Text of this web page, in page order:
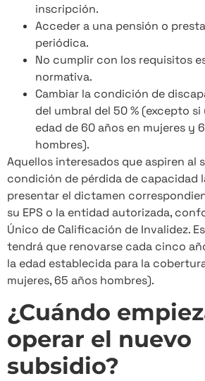
inscripción.
Acceder a una pensión o
periódica.
No cumplir con los requisitos
normativa.
Cambiar la condición de
del umbral del 50 % (excepto
edad de 60 años en mujeres y
hombres).
Aquellos interesados que aspiren al
condición de pérdida de capacidad
presentar el dictamen
su EPS o la entidad autorizada,
Único de Calificación de Invalidez.
tendrá que renovarse cada cinco
la edad establecida para la
mujeres, 65 años hombres).
¿Cuándo
operar el nuevo
subsidio?